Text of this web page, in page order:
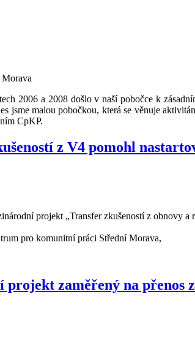
2006 a 2008 došlo v naší pobočce k
jsme malou pobočkou, která se věnuje
CpKP.
z V4 pomohl
projekt „Transfer zkušeností z
pro komunitní práci Střední Morava,
zaměřený na přenos